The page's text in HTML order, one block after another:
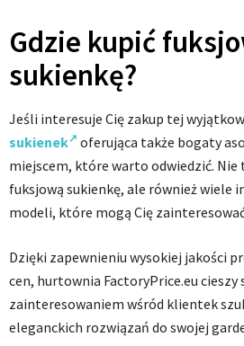
Gdzie kupić
sukienkę?
Jeśli interesuje Cię zakup tej
sukienek
oferująca także bogaty
miejscem, które warto odwiedzić.
fuksjową sukienkę, ale również wiele
modeli, które mogą Cię
Dzięki zapewnieniu wysokiej jakości
cen, hurtownia FactoryPrice.eu cieszy
zainteresowaniem wśród klientek
eleganckich rozwiązań do swojej